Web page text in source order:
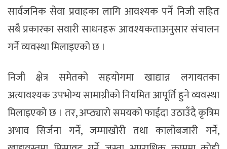
सार्वजनिक सेवा प्रवाहका लागि आवश्यक पर्ने निजी सहित
सबै प्रकारका सवारी साधनहरू आवश्यकताअनुसार संचालन
गर्ने व्यवस्था मिलाइएको छ ।
निजी क्षेत्र समेतको सहयोगमा खाद्यान्न लगायतका
अत्यावश्यक उपभोग्य सामाग्रीको नियमित आपूर्ति हुने व्यवस्था
मिलाइएको छ । तर, अप्ठ्यारो समयको फाईदा उठाउँदै कृत्रिम
अभाव सिर्जना गर्ने, जम्माखोरी तथा कालोबजारी गर्ने,